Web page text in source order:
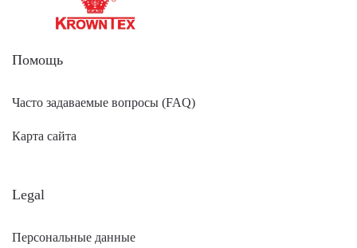
Помощь
Часто задаваемые вопросы (FAQ)
Карта сайта
Legal
Персональные данные